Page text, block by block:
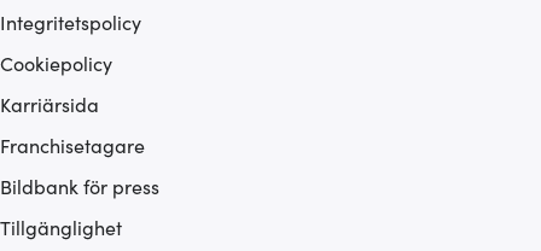
Integritetspolicy
Cookiepolicy
Karriärsida
Franchisetagare
Bildbank för press
Tillgänglighet